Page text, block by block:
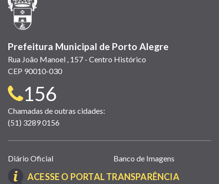
Prefeitura Municipal de Porto Alegre
Rua João Manoel , 157 - Centro Histórico
CEP 90010-030
Telefone
para
contato:
156
Chamadas de outras cidades:
(51) 3289 0156
Links
úteis
(abrem
Diário Oficial Banco de Imagens
ACESSE O PORTAL TRANSPARÊNCIA(LINK